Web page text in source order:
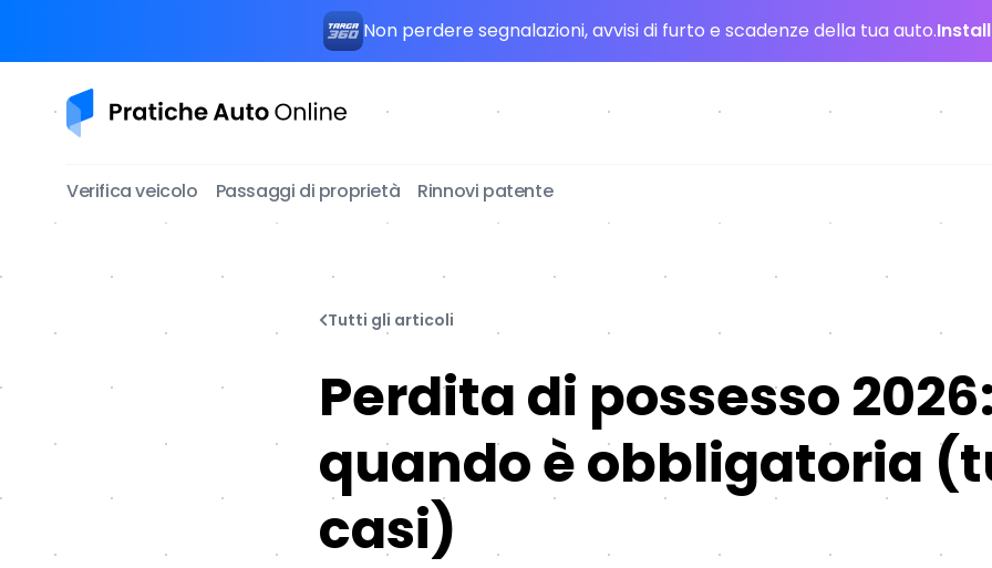
Non perdere segnalazioni, avvisi di furto e scadenze della tua auto.
Pratiche Auto Online
Verifica veicolo Passaggi di proprietà Rinnovi patente
Tutti gli articoli
Perdita di possesso
quando è obbligatoria
casi)